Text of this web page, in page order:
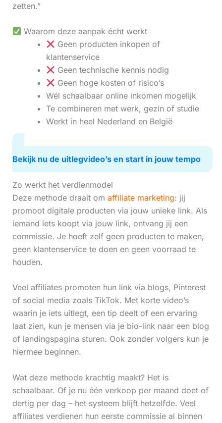
zetten.”
Waarom deze aanpak écht werkt
Geen producten inkopen of
klantenservice
Geen technische kennis nodig
Geen hoge kosten of risico’s
Wél schaalbaar online inkomen mogelijk
Te combineren met werk, gezin of studie
Werkt in heel Nederland en België
Bekijk nu de uitlegvideo’s en start in jouw tempo
Zo werkt het verdienmodel
Deze methode draait om affiliate marketing: jij
promoot digitale producten via jouw unieke link. Als
iemand iets koopt via jouw link, ontvang jij een
commissie. Je hoeft zelf geen producten te maken,
geen klantenservice te doen en geen voorraad te
houden.
Veel affiliates promoten hun link via blogs, Pinterest
of social media zoals TikTok. Met korte video’s
waarin je iets uitlegt, een tip deelt of een ervaring
laat zien, kun je mensen via je bio-link naar een blog
of landingspagina sturen. Ook zonder volgers kun je
hiermee beginnen.
Wat deze methode krachtig maakt? Het is
schaalbaar. Of je nu één verkoop per maand doet of
dertig per dag – het systeem blijft hetzelfde. Veel
affiliates verdienen hun eerste commissie al binnen